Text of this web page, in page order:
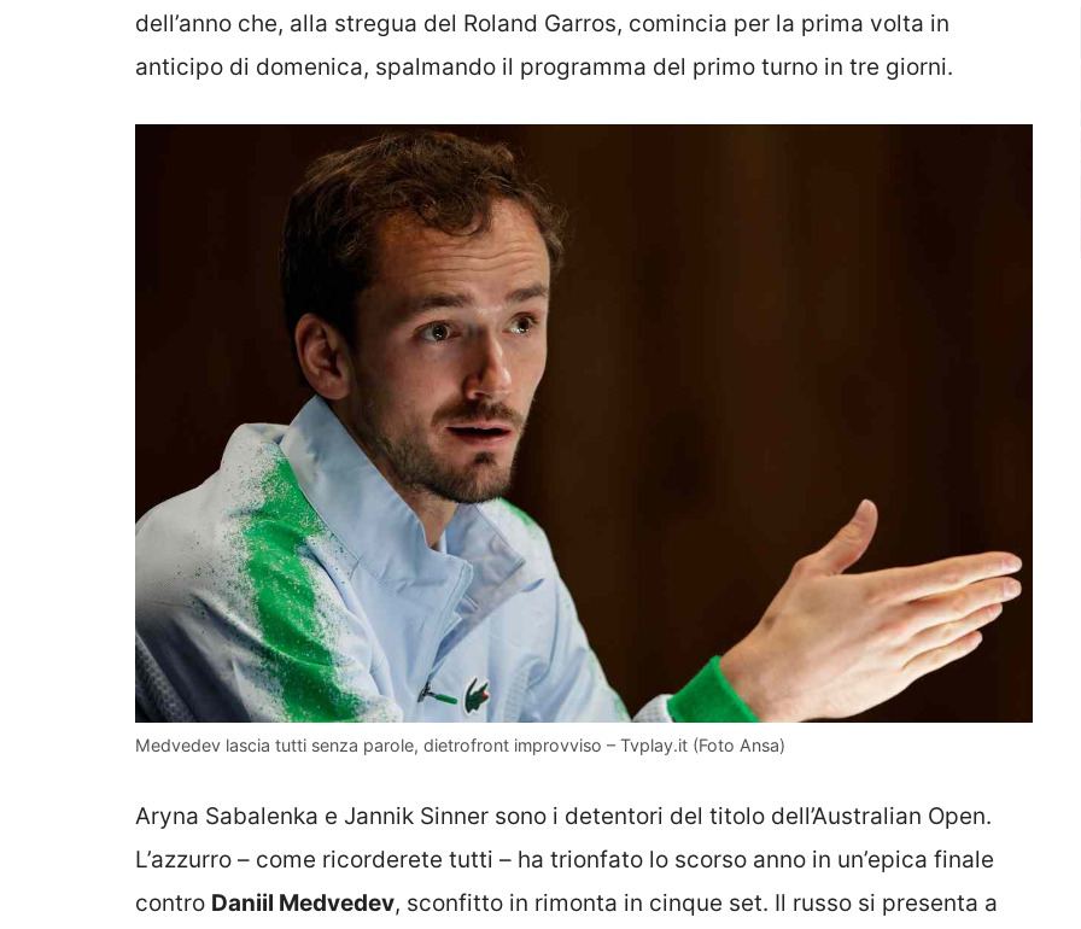
dell’anno che, alla stregua del Roland Garros, comincia per la prima volta in
anticipo di domenica, spalmando il programma del primo turno in tre giorni.
Medvedev lascia tutti senza parole, dietrofront improvviso – Tvplay.it (Foto Ansa)
Aryna Sabalenka e Jannik Sinner sono i detentori del titolo dell’Australian Open.
L’azzurro – come ricorderete tutti – ha trionfato lo scorso anno in un’epica finale
contro Daniil Medvedev, sconfitto in rimonta in cinque set. Il russo si presenta a